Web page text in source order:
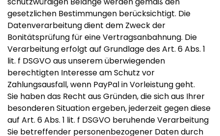
gesetzlichen Bestimmungen berücksichtigt. Die
Datenverarbeitung dient dem Zweck der
Bonitätsprüfung für eine Vertragsanbahnung. Die
Verarbeitung erfolgt auf Grundlage des Art. 6 Abs. 1
lit. f DSGVO aus unserem überwiegenden
berechtigten Interesse am Schutz vor
Zahlungsausfall, wenn PayPal in Vorleistung geht.
Sie haben das Recht aus Gründen, die sich aus Ihrer
besonderen Situation ergeben, jederzeit gegen diese
auf Art. 6 Abs. 1 lit. f DSGVO beruhende Verarbeitung
Sie betreffender personenbezogener Daten durch